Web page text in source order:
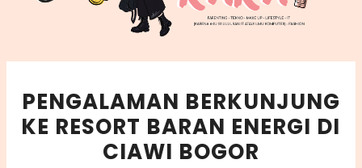
PENGALAMAN BERKUNJUNG
KE RESORT BARAN ENERGI DI
CIAWI BOGOR